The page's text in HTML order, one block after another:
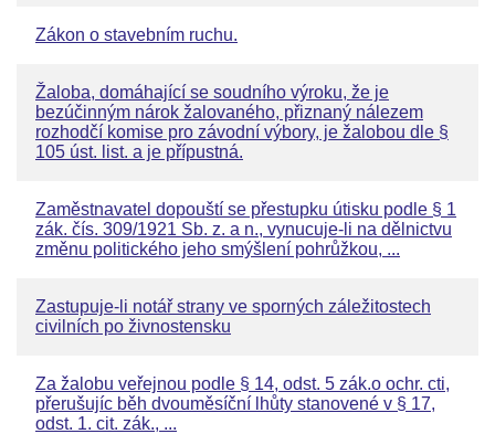
Zákon o stavebním ruchu.
Žaloba, domáhající se soudního výroku, že je
bezúčinným nárok žalovaného, přiznaný nálezem
rozhodčí komise pro závodní výbory, je žalobou dle §
105 úst. list. a je přípustná.
Zaměstnavatel dopouští se přestupku útisku podle § 1
zák. čís. 309/1921 Sb. z. a n., vynucuje-li na dělnictvu
změnu politického jeho smýšlení pohrůžkou, ...
Zastupuje-li notář strany ve sporných záležitostech
civilních po živnostensku
Za žalobu veřejnou podle § 14, odst. 5 zák.o ochr. cti,
přerušujíc běh dvouměsíční lhůty stanovené v § 17,
odst. 1. cit. zák., ...